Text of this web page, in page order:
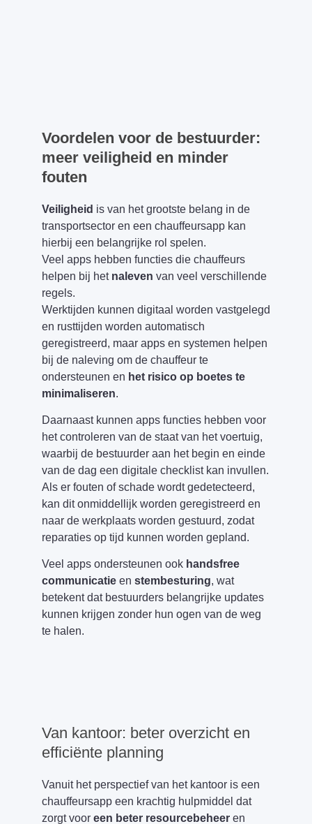
Voordelen voor de bestuurder:
meer veiligheid en minder
fouten
Veiligheid is van het grootste belang in de
transportsector en een chauffeursapp kan
hierbij een belangrijke rol spelen.
Veel apps hebben functies die chauffeurs
helpen bij het naleven van veel verschillende
regels.
Werktijden kunnen digitaal worden vastgelegd
en rusttijden worden automatisch
geregistreerd, maar apps en systemen helpen
bij de naleving om de chauffeur te
ondersteunen en het risico op boetes te
minimaliseren.
Daarnaast kunnen apps functies hebben voor
het controleren van de staat van het voertuig,
waarbij de bestuurder aan het begin en einde
van de dag een digitale checklist kan invullen.
Als er fouten of schade wordt gedetecteerd,
kan dit onmiddellijk worden geregistreerd en
naar de werkplaats worden gestuurd, zodat
reparaties op tijd kunnen worden gepland.
Veel apps ondersteunen ook handsfree
communicatieen stembesturing, wat
betekent dat bestuurders belangrijke updates
kunnen krijgen zonder hun ogen van de weg
te halen.
Van kantoor: beter overzicht en
efficiënte planning
Vanuit het perspectief van het kantoor is een
chauffeursapp een krachtig hulpmiddel dat
zorgt voor een beter resourcebeheeren